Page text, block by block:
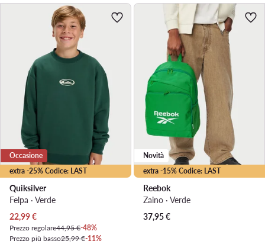
extra -25% Codice: LAST
Occasione
Quiksilver
Felpa · Verde
Prezzo attuale
22,99€
Prezzo regolare44,95 €-48%
Prezzo più basso25,99 €-11%
extra -15% Codice: LAST
Novità
Reebok
Zaino · Verde
37,95€